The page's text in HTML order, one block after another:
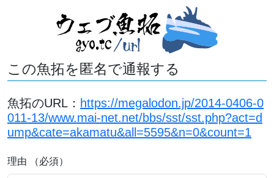
この魚拓を匿名で通報する
魚拓のURL： https://megalodon.jp/2014-0406-0
011-13/www.mai-net.net/bbs/sst/sst.php?act=d
ump&cate=akamatu&all=5595&n=0&count=1
理由 （必須）